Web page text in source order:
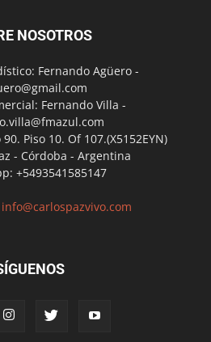
NOSOTROS
Fernando Agüero -
Fernando Villa -
Piso 10. Of 107.(X5152EYN)
- Córdoba - Argentina
+5493541585147
info@carlospazvivo.com